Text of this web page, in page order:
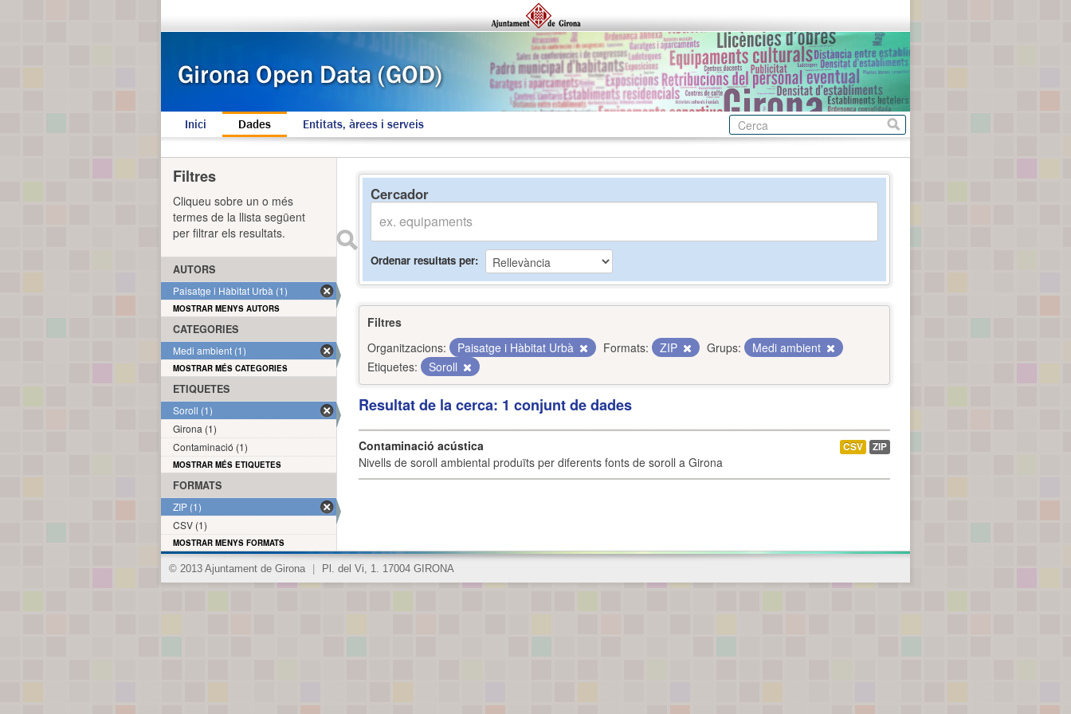
Inici Dades Entitats, àrees i serveis
Cercador
Ordenar resultats per
Filtres
Organitzacions:
Paisatge i Hàbitat Urbà Formats: ZIP Grups:
Medi ambient
Etiquetes:
Soroll
Resultat de la cerca: 1 conjunt de dades
Contaminació acústica
Nivells de soroll ambiental produïts per diferents fonts de soroll a Girona
CSV ZIP
Filtres
Cliqueu sobre un o més
termes de la llista següent
per filtrar els resultats.
AUTORS
Paisatge i Hàbitat Urbà (1)
MOSTRAR MENYS AUTORS
CATEGORIES
Medi ambient (1)
MOSTRAR MÉS CATEGORIES
ETIQUETES
Soroll (1)
Girona (1)
Contaminació (1)
MOSTRAR MÉS ETIQUETES
FORMATS
ZIP (1)
CSV (1)
MOSTRAR MENYS FORMATS
© 2013 Ajuntament de Girona Pl. del Vi, 1. 17004 GIRONA